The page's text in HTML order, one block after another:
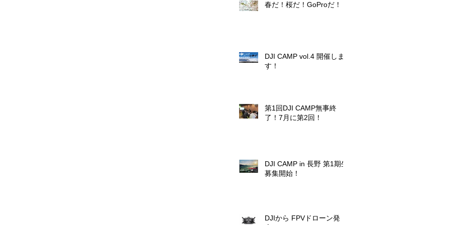
春だ！桜だ！GoProだ！
DJI CAMP vol.4 開催しま
す！
第1回DJI CAMP無事終
了！7月に第2回！
DJI CAMP in 長野 第1期生
募集開始！
DJIから FPVドローン発